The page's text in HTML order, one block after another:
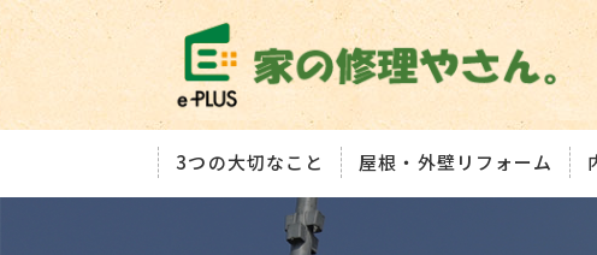
3つの大切なこと 屋根・外壁リフォーム